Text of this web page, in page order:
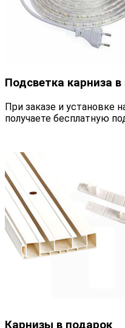
Подсветка карниза
При заказе и установке
получаете бесплатную
Карнизы в подарок